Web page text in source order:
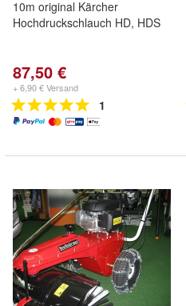
10m original Kärcher
Hochdruckschlauch HD, HDS
87,50 €
+ 6,90 € Versand
1